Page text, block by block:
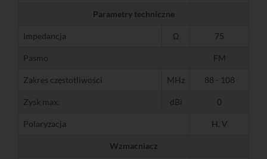
Parametry techniczne
Impedancja Ω 75
Pasmo FM
Zakres częstotliwości MHz 88 - 108
Zysk max. dBi 0
Polaryzacja H, V
Wzmacniacz